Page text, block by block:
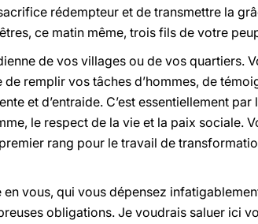
rédempteur et de transmettre la
ce matin même, trois fils de votre
de vos villages ou de vos quartiers.
remplir vos tâches d’hommes, de
et d’entraide. C’est essentiellement par
le respect de la vie et la paix sociale.
rang pour le travail de
vous, qui vous dépensez
obligations. Je voudrais saluer ici